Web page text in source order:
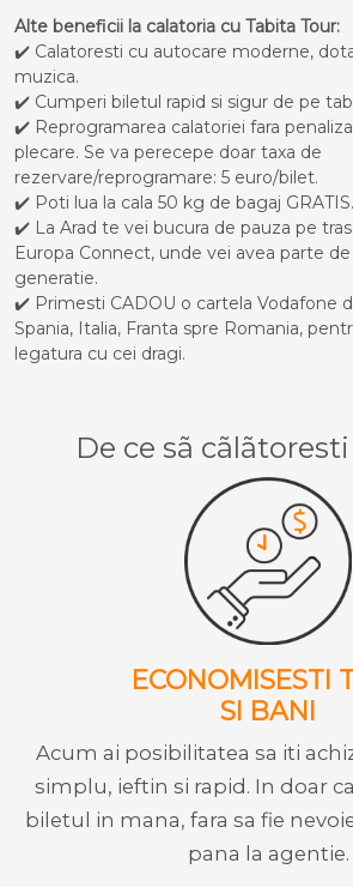
Alte beneficii la calatoria cu Tabita Tour:
✔️ Calatoresti cu autocare moderne,
muzica.
✔️ Cumperi biletul rapid si sigur de pe
✔️ Reprogramarea calatoriei fara
plecare. Se va perecepe doar taxa de
rezervare/reprogramare: 5 euro/bilet.
✔️ Poti lua la cala 50 kg de bagaj GRATIS.
✔️ La Arad te vei bucura de pauza pe
Europa Connect, unde vei avea parte
generatie.
✔️ Primesti CADOU o cartela Vodafone
Spania, Italia, Franta spre Romania,
legatura cu cei dragi.
De ce sã
ECONOMISESTI
SI BANI
Acum ai posibilitatea sa iti
simplu, ieftin si rapid. In doar
biletul in mana, fara sa fie
pana la agentie.